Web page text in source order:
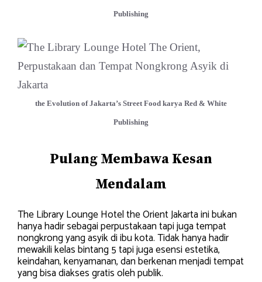
Publishing
the Evolution of Jakarta’s Street Food karya Red & White
Publishing
Pulang Membawa Kesan
Mendalam
The Library Lounge Hotel the Orient Jakarta ini bukan
hanya hadir sebagai perpustakaan tapi juga tempat
nongkrong yang asyik di ibu kota. Tidak hanya hadir
mewakili kelas bintang 5 tapi juga esensi estetika,
keindahan, kenyamanan, dan berkenan menjadi tempat
yang bisa diakses gratis oleh publik.